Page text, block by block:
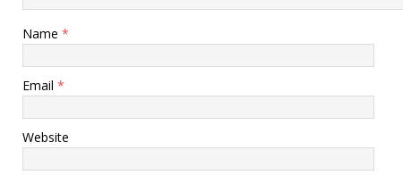
Name *
Email *
Website